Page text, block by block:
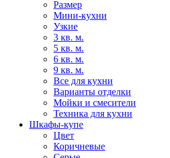
Размер
Мини-кухни
Узкие
3 кв. м.
5 кв. м.
6 кв. м.
9 кв. м.
Все для кухни
Варианты отделки
Мойки и смесители
Техника для кухни
Шкафы-купе
Цвет
Коричневые